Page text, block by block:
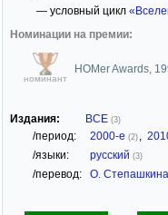
— условный цикл
Номинации на премии:
номинант
HOMer Awards,
Издания: ВСЕ (3)
/период: 2000-е (2)
/языки: русский (3)
/перевод: О. Степашкина